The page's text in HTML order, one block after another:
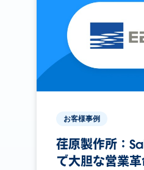
お客様事例
荏原製作所：
で大胆な営業